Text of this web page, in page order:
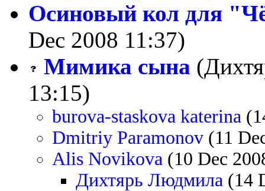
Осиновый кол для
Dec 2008 11:37)
Мимика сына
13:15)
burova-staskova katerina
Dmitriy Paramonov (11
Alis Novikova (10 Dec
Дихтярь Людмила (14